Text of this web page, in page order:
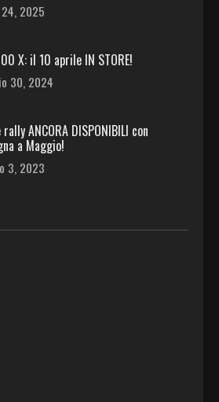
2025
X: il 10 aprile IN STORE!
30, 2024
rally ANCORA DISPONIBILI con
a Maggio!
3, 2023